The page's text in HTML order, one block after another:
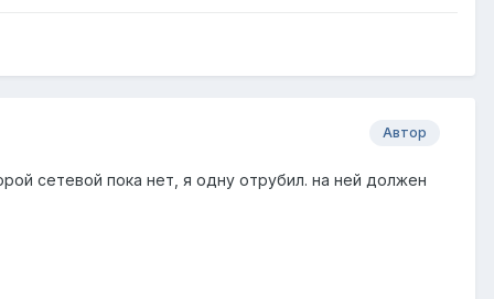
Автор
сетевой пока нет, я одну отрубил. на ней должен